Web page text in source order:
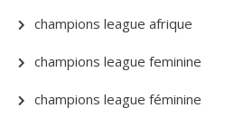
champions league afrique
champions league feminine
champions league féminine